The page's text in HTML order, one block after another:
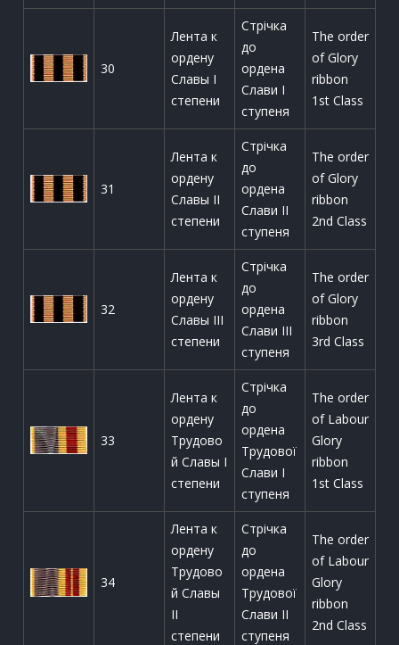
30
Лента к
ордену
Славы I
степени
Стрічка
до
ордена
Слави І
ступеня
The order
of Glory
ribbon
1st Class
31
Лента к
ордену
Славы II
степени
Стрічка
до
ордена
Слави ІІ
ступеня
The order
of Glory
ribbon
2nd Class
32
Лента к
ордену
Славы III
степени
Стрічка
до
ордена
Слави ІІІ
ступеня
The order
of Glory
ribbon
3rd Class
33
Лента к
ордену
Трудово
й Славы I
степени
Стрічка
до
ордена
Трудової
Слави І
ступеня
The order
of Labour
Glory
ribbon
1st Class
34
Лента к
ордену
Трудово
й Славы
II
степени
Стрічка
до
ордена
Трудової
Слави ІІ
ступеня
The order
of Labour
Glory
ribbon
2nd Class